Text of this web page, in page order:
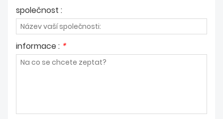
společnost :
informace : *